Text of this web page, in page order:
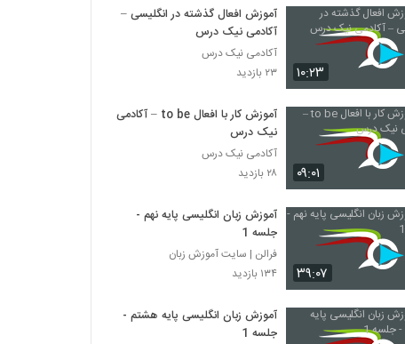
۱۰:۲۳
آموزش افعال گذشته در انگلیسی –
آکادمی نیک درس
آکادمی نیک درس
۲۳ بازدید
۰۹:۰۱
آموزش کار با افعال to be – آکادمی
نیک درس
آکادمی نیک درس
۲۸ بازدید
۳۹:۰۷
آموزش زبان انگلیسی پایه نهم -
جلسه 1
فرالن | سایت آموزش زبان
۱۳۴ بازدید
آموزش زبان انگلیسی پایه هشتم -
جلسه 1